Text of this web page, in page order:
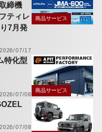
締機
ティレ
7月発
2026/07/17
商品サービス
特化型
2026/07/08
商品サービス
2026/07/08